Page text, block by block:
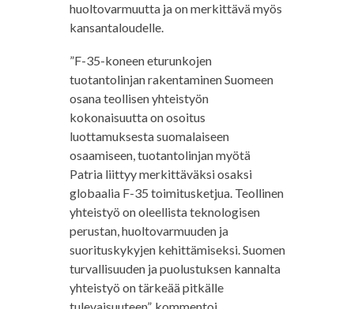
huoltovarmuutta ja on merkittävä myös
kansantaloudelle.
”F-35-koneen eturunkojen
tuotantolinjan rakentaminen Suomeen
osana teollisen yhteistyön
kokonaisuutta on osoitus
luottamuksesta suomalaiseen
osaamiseen, tuotantolinjan myötä
Patria liittyy merkittäväksi osaksi
globaalia F-35 toimitusketjua. Teollinen
yhteistyö on oleellista teknologisen
perustan, huoltovarmuuden ja
suorituskykyjen kehittämiseksi. Suomen
turvallisuuden ja puolustuksen kannalta
yhteistyö on tärkeää pitkälle